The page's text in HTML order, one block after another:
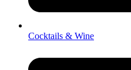
Cocktails & Wine